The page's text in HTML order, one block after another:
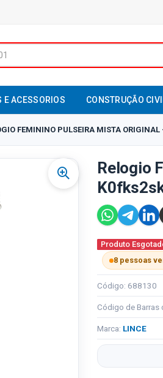
E ACESSORIOS CONSTRUÇÃO
FEMININO PULSEIRA MISTA
Relogio
Produto
8 pessoas
Código: 688130
Código de
Marca: LINCE